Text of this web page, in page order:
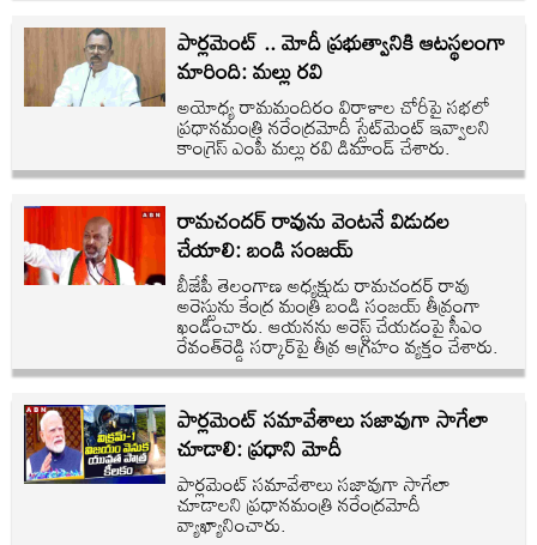
పార్లమెంట్ .. మోదీ ప్రభుత్వానికి ఆటస్థలంగా
మారింది: మల్లు రవి
అయోధ్య రామమందిరం విరాళాల చోరీపై సభలో
ప్రధానమంత్రి నరేంద్రమోదీ స్టేట్‌మెంట్ ఇవ్వాలని
కాంగ్రెస్ ఎంపీ మల్లు రవి డిమాండ్ చేశారు.
రామచందర్ రావును వెంటనే విడుదల
చేయాలి: బండి సంజయ్
బీజేపీ తెలంగాణ అధ్యక్షుడు రామచందర్ రావు
అరెస్టును కేంద్ర మంత్రి బండి సంజయ్ తీవ్రంగా
ఖండించారు. ఆయనను అరెస్ట్ చేయడంపై సీఎం
రేవంత్‌రెడ్డి సర్కార్‌పై తీవ్ర ఆగ్రహం వ్యక్తం చేశారు.
పార్లమెంట్ సమావేశాలు సజావుగా సాగేలా
చూడాలి: ప్రధాని మోదీ
పార్లమెంట్ సమావేశాలు సజావుగా సాగేలా
చూడాలని ప్రధానమంత్రి నరేంద్రమోదీ
వ్యాఖ్యానించారు.